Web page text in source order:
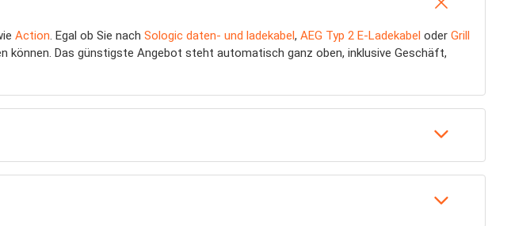
Action. Egal ob Sie nach Sologic daten- und ladekabel, AEG Typ 2 E-Ladekabel oder Grill
Das günstigste Angebot steht automatisch ganz oben, inklusive Geschäft,